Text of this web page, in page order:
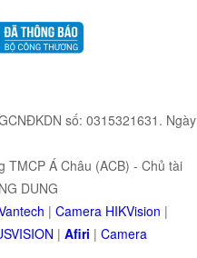
số: 0315321631. Ngày
TMCP Á Châu (ACB) - Chủ tài
DUNG
| Camera HIKVision |
| Afiri | Camera